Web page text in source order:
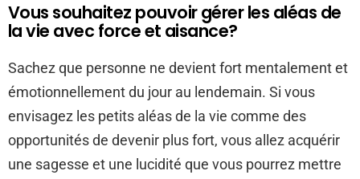
Vous souhaitez pouvoir gérer les aléas de
la vie avec force et aisance?
Sachez que personne ne devient fort mentalement et
émotionnellement du jour au lendemain. Si vous
envisagez les petits aléas de la vie comme des
opportunités de devenir plus fort, vous allez acquérir
une sagesse et une lucidité que vous pourrez mettre